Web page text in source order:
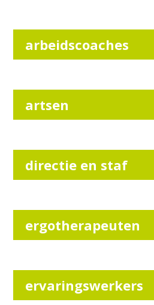
arbeidscoaches
artsen
directie en staf
ergotherapeuten
ervaringswerkers